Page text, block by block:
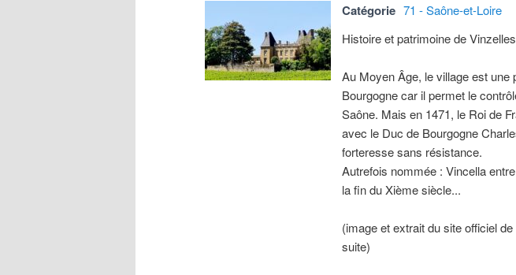
Catégorie 71 - Saône-et-Loire
Histoire et patrimoine de
Au Moyen Âge, le village est une
Bourgogne car il permet le
Saône. Mais en 1471, le Roi de
avec le Duc de Bourgogne
forteresse sans résistance.
Autrefois nommée : Vincella
la fin du Xième siècle...
(image et extrait du site officiel
suite)